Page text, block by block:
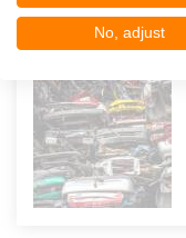
No, adjust